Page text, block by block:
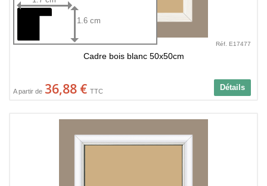
1.6 cm
Réf. E17477
Cadre bois blanc 50x50cm
Détails
A partir de 36,88 € TTC